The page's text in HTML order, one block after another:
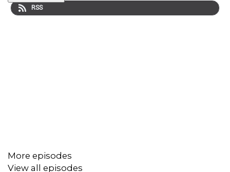
RSS
More episodes
View all episodes